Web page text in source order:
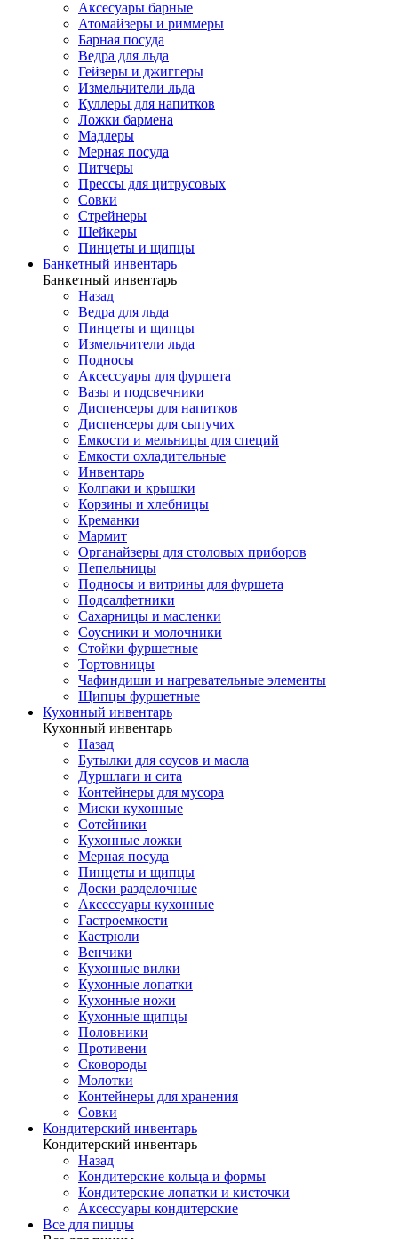
Аксесуары барные
Атомайзеры и риммеры
Барная посуда
Ведра для льда
Гейзеры и джиггеры
Измельчители льда
Куллеры для напитков
Ложки бармена
Мадлеры
Мерная посуда
Питчеры
Прессы для цитрусовых
Совки
Стрейнеры
Шейкеры
Пинцеты и щипцы
Банкетный инвентарь
Банкетный инвентарь
Назад
Ведра для льда
Пинцеты и щипцы
Измельчители льда
Подносы
Аксессуары для фуршета
Вазы и подсвечники
Диспенсеры для напитков
Диспенсеры для сыпучих
Емкости и мельницы для специй
Емкости охладительные
Инвентарь
Колпаки и крышки
Корзины и хлебницы
Креманки
Мармит
Органайзеры для столовых приборов
Пепельницы
Подносы и витрины для фуршета
Подсалфетники
Сахарницы и масленки
Соусники и молочники
Стойки фуршетные
Тортовницы
Чафиндиши и нагревательные элементы
Щипцы фуршетные
Кухонный инвентарь
Кухонный инвентарь
Назад
Бутылки для соусов и масла
Дуршлаги и сита
Контейнеры для мусора
Миски кухонные
Сотейники
Кухонные ложки
Мерная посуда
Пинцеты и щипцы
Доски разделочные
Аксессуары кухонные
Гастроемкости
Кастрюли
Венчики
Кухонные вилки
Кухонные лопатки
Кухонные ножи
Кухонные щипцы
Половники
Противени
Сковороды
Молотки
Контейнеры для хранения
Совки
Кондитерский инвентарь
Кондитерский инвентарь
Назад
Кондитерские кольца и формы
Кондитерские лопатки и кисточки
Аксессуары кондитерские
Все для пиццы